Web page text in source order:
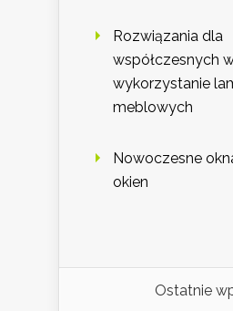
Rozwiązania dla
współczesnych
wykorzystanie
meblowych
Nowoczesne
okien
Ostatnie